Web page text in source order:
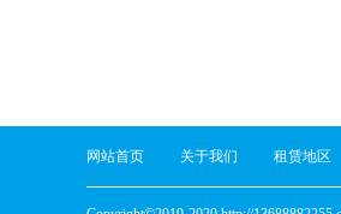
网站首页 关于我们 租赁地区